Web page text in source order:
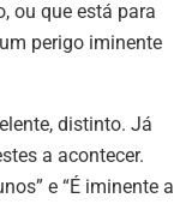
ou que está para
perigo iminente
distinto. Já
a acontecer.
e “É iminente a